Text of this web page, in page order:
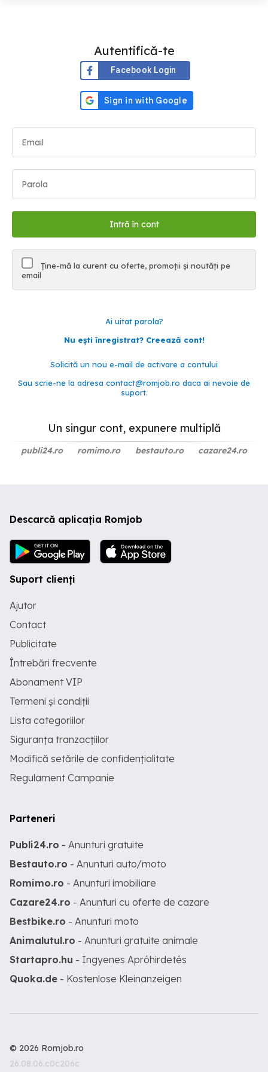
Autentifică-te
Facebook Login
Ține-mă la curent cu oferte, promoții și noutăți pe
email
Ai uitat parola?
Nu ești înregistrat? Creează cont!
Solicită un nou e-mail de activare a contului
Sau scrie-ne la adresa contact@romjob.ro daca ai nevoie de
suport.
Un singur cont, expunere multiplă
publi24.ro romimo.ro bestauto.ro cazare24.ro
Descarcă aplicația Romjob
Suport clienți
Ajutor
Contact
Publicitate
Întrebări frecvente
Abonament VIP
Termeni și condiții
Lista categoriilor
Siguranța tranzacțiilor
Modifică setările de confidențialitate
Regulament Campanie
Parteneri
Publi24.ro - Anunturi gratuite
Bestauto.ro - Anunturi auto/moto
Romimo.ro - Anunturi imobiliare
Cazare24.ro - Anunturi cu oferte de cazare
Bestbike.ro - Anunturi moto
Animalutul.ro - Anunturi gratuite animale
Startapro.hu - Ingyenes Apróhirdetés
Quoka.de - Kostenlose Kleinanzeigen
© 2026 Romjob.ro
26.08.06.c0c206c